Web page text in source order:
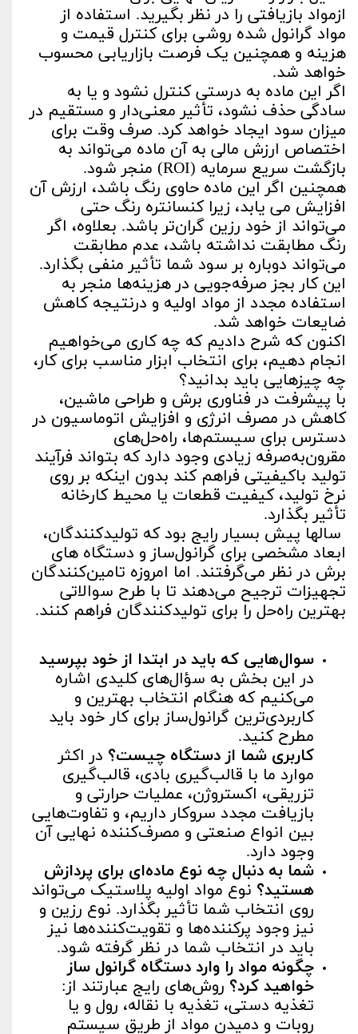
ازمواد بازیافتی را در نظر بگیرید. استفاده از
مواد گرانول شده روشی برای کنترل قیمت و
هزینه و همچنین یک فرصت بازاریابی محسوب
خواهد شد.
اگر این ماده به درستی کنترل نشود و یا به
سادگی حذف نشود، تأثیر معنی‌دار و مستقیم در
میزان سود ایجاد خواهد کرد. صرف وقت برای
اختصاص ارزش مالی به آن ماده می‌تواند به
بازگشت سریع سرمایه (ROI) منجر شود.
همچنین اگر این ماده حاوی رنگ باشد، ارزش آن
افزایش می یابد، زیرا کنسانتره رنگ حتی
می‌تواند از خود رزین گران‌تر باشد. بعلاوه، اگر
رنگ مطابقت نداشته باشد، عدم مطابقت
می‌تواند دوباره بر سود شما تأثیر منفی بگذارد.
این کار بجز صرفه‌جویی در هزینه‌ها منجر به
استفاده مجدد از مواد اولیه و درنتیجه کاهش
ضایعات خواهد شد.
اکنون که شرح دادیم که چه کاری می‌خواهیم
انجام دهیم، برای انتخاب ابزار مناسب برای کار،
چه چیزهایی باید بدانید؟
با پیشرفت در فناوری برش و طراحی ماشین،
کاهش در مصرف انرژی و افزایش اتوماسیون در
دسترس برای سیستم‌ها، راه‌حل‌های
مقرون‌به‌صرفه زیادی وجود دارد که بتواند فرآیند
تولید باکیفیتی فراهم کند بدون اینکه بر روی
نرخ تولید، کیفیت قطعات یا محیط کارخانه
تأثیر بگذارد.
سالها پیش بسیار رایج بود که تولیدکنندگان،
ابعاد مشخصی برای گرانول‌ساز و دستگاه های
برش در نظر می‌گرفتند. اما امروزه تامین‌کنندگان
تجهیزات ترجیح می‌دهند تا با طرح سوالاتی
بهترین راه‌حل را برای تولیدکنندگان فراهم کنند.
سوال‌هایی که باید در ابتدا از خود بپرسید
در این بخش به سؤال‌های کلیدی اشاره
می‌کنیم که هنگام انتخاب بهترین و
کاربردی‌ترین گرانول‌ساز برای کار خود باید
مطرح کنید.
کاربری شما از دستگاه چیست؟ در اکثر
موارد ما با قالب‌گیری بادی، قالب‌گیری
تزریقی، اکستروژن، عملیات حرارتی و
بازیافت مجدد سروکار داریم، و تفاوت‌هایی
بین انواع صنعتی و مصرف‌کننده نهایی آن
وجود دارد.
شما به دنبال چه نوع ماده‌ای برای پردازش
هستید؟ نوع مواد اولیه پلاستیک می‌تواند
روی انتخاب شما تأثیر بگذارد. نوع رزین و
نیز وجود پرکننده‌ها و تقویت‌کننده‌ها نیز
باید در انتخاب شما در نظر گرفته شود.
چگونه مواد را وارد دستگاه گرانول ساز
خواهید کرد؟ روش‌های رایج عبارتند از:
تغذیه دستی، تغذیه با نقاله، رول و یا
روبات و دمیدن مواد از طریق سیستم